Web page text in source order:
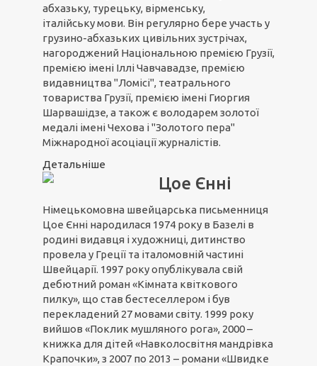
абхазьку, турецьку, вірменську,
італійську мови. Він регулярно бере участь у
грузино-абхазьких цивільних зустрічах,
нагороджений Національною премією Грузії,
премією імені Іллі Чавчавадзе, премією
видавництва "Ломісі", театрального
товариства Грузії, премією імені Гиоргия
Шарвашідзе, а також є володарем золотої
медалі імені Чехова і "Золотого пера"
Міжнародної асоціації журналістів.
Детальніше
Цое Єнні
Німецькомовна швейцарська письменниця
Цое Єнні народилася 1974 року в Базелі в
родині видавця і художниці, дитинство
провела у Греції та італомовній частині
Швейцарії. 1997 року опублікувала свій
дебютний роман «Кімната квіткового
пилку», що став бестеселлером і був
перекладений 27 мовами світу. 1999 року
вийшов «Поклик мушляного рога», 2000 –
книжка для дітей «Навколосвітня мандрівка
Крапочки», з 2007 по 2013 – романи «Швидке